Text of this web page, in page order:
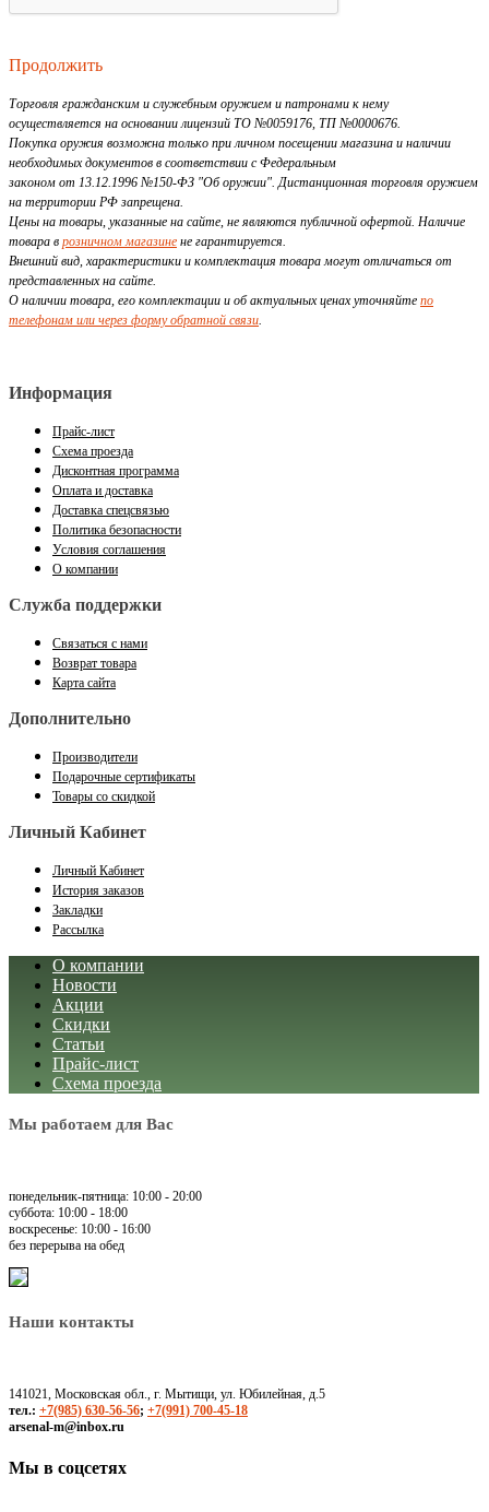
Продолжить
Торговля гражданским и служебным оружием и патронами к нему
осуществляется на основании лицензий ТО №0059176, ТП №0000676.
Покупка оружия возможна только при личном посещении магазина и наличии
необходимых документов в соответствии с Федеральным
законом от 13.12.1996 №150-ФЗ "Об оружии". Дистанционная торговля оружием
на территории РФ запрещена.
Цены на товары, указанные на сайте, не являются публичной офертой. Наличие
товара в розничном магазине не гарантируется.
Внешний вид, характеристики и комплектация товара могут отличаться от
представленных на сайте.
О наличии товара, его комплектации и об актуальных ценах уточняйте по
телефонам или через форму обратной связи.
Информация
Прайс-лист
Схема проезда
Дисконтная программа
Оплата и доставка
Доставка спецсвязью
Политика безопасности
Условия соглашения
О компании
Служба поддержки
Связаться с нами
Возврат товара
Карта сайта
Дополнительно
Производители
Подарочные сертификаты
Товары со скидкой
Личный Кабинет
Личный Кабинет
История заказов
Закладки
Рассылка
О компании
Новости
Акции
Скидки
Статьи
Прайс-лист
Схема проезда
Мы работаем для Вас
понедельник-пятница: 10:00 - 20:00
суббота: 10:00 - 18:00
воскресенье: 10:00 - 16:00
без перерыва на обед
Наши контакты
141021, Московская обл., г. Мытищи, ул. Юбилейная, д.5
тел.: +7(985) 630-56-56; +7(991) 700-45-18
arsenal-m@inbox.ru
Мы в соцсетях